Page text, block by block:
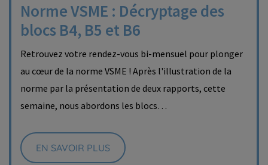
Norme VSME : Décryptage des
blocs B4, B5 et B6
Retrouvez votre rendez-vous bi-mensuel pour plonger
au cœur de la norme VSME ! Après l'illustration de la
norme par la présentation de deux rapports, cette
semaine, nous abordons les blocs…
EN SAVOIR PLUS